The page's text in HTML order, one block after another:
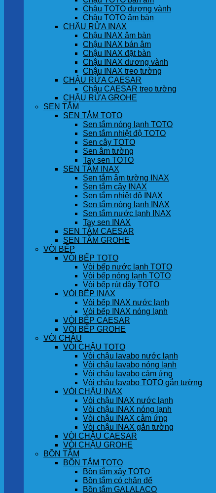
Chậu TOTO dương vành
Chậu TOTO âm bàn
CHẬU RỬA INAX
Chậu INAX âm bàn
Chậu INAX bán âm
Chậu INAX đặt bàn
Chậu INAX dương vành
Chậu INAX treo tường
CHẬU RỬA CAESAR
Chậu CAESAR treo tường
CHẬU RỬA GROHE
SEN TẮM
SEN TẮM TOTO
Sen tắm nóng lạnh TOTO
Sen tắm nhiệt độ TOTO
Sen cây TOTO
Sen âm tường
Tay sen TOTO
SEN TẮM INAX
Sen tắm âm tường INAX
Sen tắm cây INAX
Sen tắm nhiệt độ INAX
Sen tắm nóng lạnh INAX
Sen tắm nước lạnh INAX
Tay sen INAX
SEN TẮM CAESAR
SEN TẮM GROHE
VÒI BẾP
VÒI BẾP TOTO
Vòi bếp nước lạnh TOTO
Vòi bếp nóng lạnh TOTO
Vòi bếp rút dây TOTO
VÒI BẾP INAX
Vòi bếp INAX nước lạnh
Vòi bếp INAX nóng lạnh
VÒI BẾP CAESAR
VÒI BẾP GROHE
VÒI CHẬU
VÒI CHẬU TOTO
Vòi chậu lavabo nước lạnh
Vòi chậu lavabo nóng lạnh
Vòi chậu lavabo cảm ứng
Vòi chậu lavabo TOTO gắn tường
VÒI CHẬU INAX
Vòi chậu INAX nước lạnh
Vòi chậu INAX nóng lạnh
Vòi chậu INAX cảm ứng
Vòi chậu INAX gắn tường
VÒI CHẬU CAESAR
VÒI CHẬU GROHE
BỒN TẮM
BỒN TẮM TOTO
Bồn tắm xây TOTO
Bồn tắm có chân đế
Bồn tắm GALALACO